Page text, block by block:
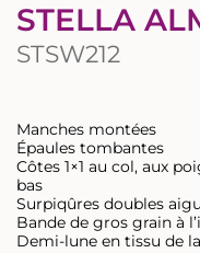
STELLA
STSW212
Manches montées
Épaules tombantes
Côtes 1×1 au col, aux
bas
Surpiqûres doubles
Bande de gros grain à
Demi-lune en tissu de